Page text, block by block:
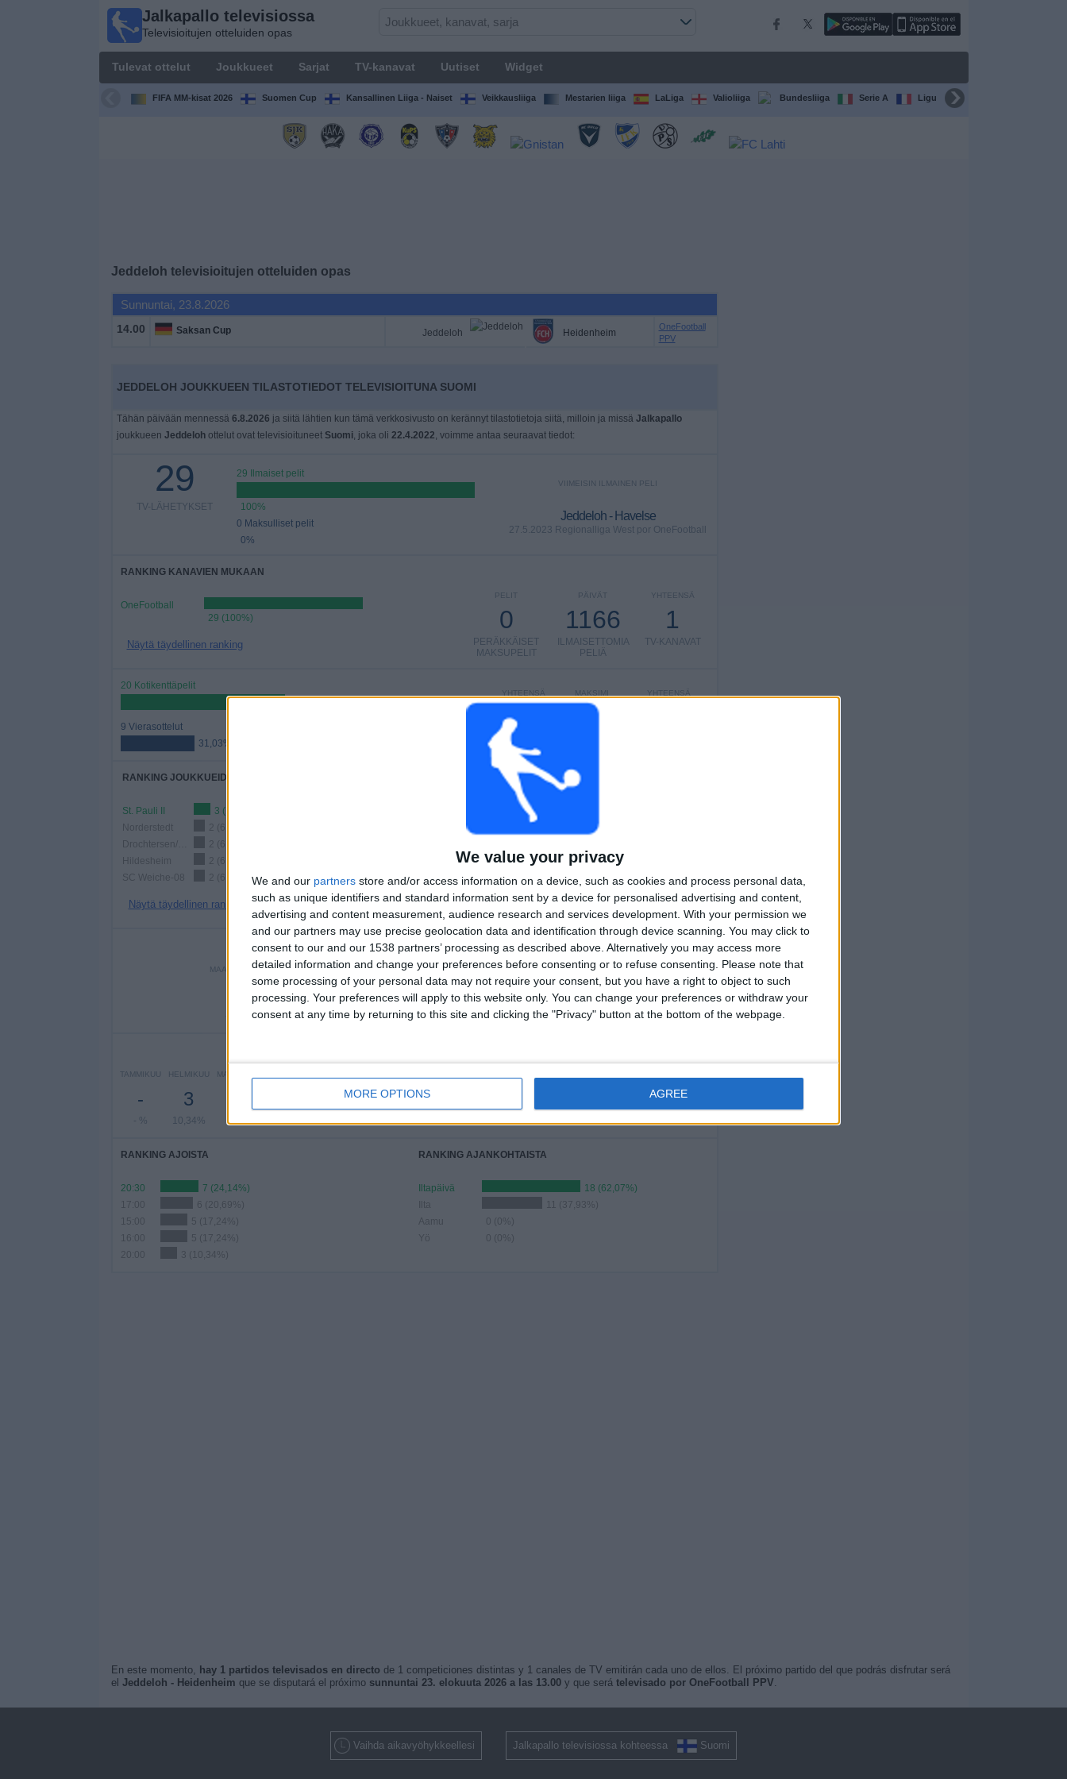
We value your privacy
We and our partners store and/or access information on a device, such as cookies and process personal data,
such as unique identifiers and standard information sent by a device for personalised advertising and content,
advertising and content measurement, audience research and services development. With your permission we
and our partners may use precise geolocation data and identification through device scanning. You may click to
consent to our and our 1538 partners’ processing as described above. Alternatively you may access more
detailed information and change your preferences before consenting or to refuse consenting.
Please note that
some processing of your personal data may not require your consent, but you have a right to object to such
processing. Your preferences will apply to this website only. You can change your preferences or withdraw your
consent at any time by returning to this site and clicking the "Privacy" button at the bottom of the webpage.
MORE OPTIONS AGREE
Jalkapallo televisiossa
Televisioitujen otteluiden opas
Tulevat ottelut Joukkueet Sarjat TV-kanavat Uutiset Widget
FIFA MM-kisat 2026 Suomen Cup Kansallinen Liiga - Naiset Veikkausliiga Mestarien liiga LaLiga Valioliiga Bundesliiga Serie A Ligue 1
Jeddeloh televisioitujen otteluiden opas
Sunnuntai, 23.8.2026
14.00 Saksan Cup Jeddeloh Heidenheim
OneFootball
PPV
JEDDELOH JOUKKUEEN TILASTOTIEDOT TELEVISIOITUNA SUOMI
Tähän päivään mennessä 6.8.2026 ja siitä lähtien kun tämä verkkosivusto on kerännyt tilastotietoja siitä, milloin ja missä Jalkapallo
joukkueen Jeddelohottelut ovat televisioituneet Suomi, joka oli 22.4.2022, voimme antaa seuraavat tiedot:
29
TV-LÄHETYKSET
29 Ilmaiset pelit
100%
0 Maksulliset pelit
0%
VIIMEISIN ILMAINEN PELI
Jeddeloh - Havelse
27.5.2023 Regionalliga West por OneFootball
RANKING KANAVIEN MUKAAN
OneFootball
29 (100%)
Näytä täydellinen ranking
YHTEENSÄ
1
TV-KANAVAT
PÄIVÄT
1166
ILMAISETTOMIA
PELIÄ
PELIT
0
PERÄKKÄISET
MAKSUPELIT
20 Kotikenttäpelit
9 Vierasottelut
31,03%
YHTEENSÄ
MAKSIMI
3
YHTEENSÄ
1
KILPAILUT
RANKING JOUKKUEIDEN MUKAAN
St. Pauli II
3 (10,34%)
Norderstedt
2 (6,9%)
2 (6,9%)
Hildesheim
2 (6,9%)
SC Weiche-08
2 (6,9%)
Näytä täydellinen ranking
RANKING KILPAILUJEN MUKAAN
Näytä täydellinen ranking
PELIT VIIKONPÄIVIEN MUKAAN
MAANANTAI TIISTAI
-
- %
KESKIVIIKKO
3
10,34%
TORSTAI
-
- %
PERJANTAI
8
27,59%
LAUANTAI
13
44,83%
SUKUPUOLI
5
17,24%
TAMMIKUU
-
- %
HELMIKUU
3
10,34%
MAALISKUU
3,45% 20,69%
7
24,14%
-
- % - % 10,34% 3,45% 10,34% 10,34%
2
6,9%
RANKING AJOISTA
20:30
7 (24,14%)
17:00
6 (20,69%)
15:00
5 (17,24%)
16:00
5 (17,24%)
20:00
3 (10,34%)
RANKING AJANKOHTAISTA
Iltapäivä
18 (62,07%)
Ilta
11 (37,93%)
Aamu
0 (0%)
Yö
0 (0%)
En este momento, hay 1 partidos televisados en directo de 1 competiciones distintas y 1 canales de TV emitirán cada uno de ellos. El próximo partido del que podrás disfrutar será
el Jeddeloh - Heidenheim que se disputará el próximo sunnuntai 23. elokuuta 2026 a las 13.00y que será televisado por OneFootball PPV.
Vaihda aikavyöhykkeellesi Jalkapallo televisiossa kohteessa Suomi
Jalkapallo
televisiossa
Televisioitujen
otteluiden opas